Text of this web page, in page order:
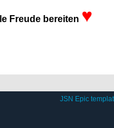
Freude bereiten ♥
JSN Epic